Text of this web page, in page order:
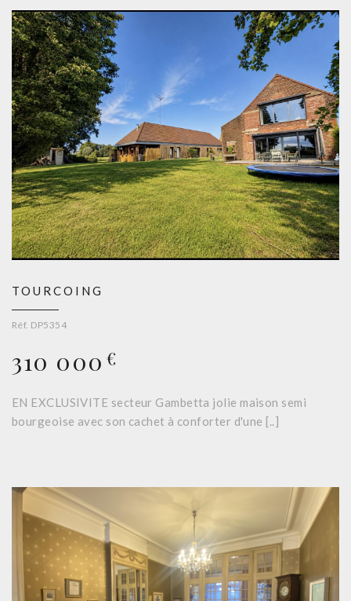
TOURCOING
Réf. DP5354
310 000 €
EN EXCLUSIVITE secteur Gambetta jolie maison semi
bourgeoise avec son cachet à conforter d'une [..]